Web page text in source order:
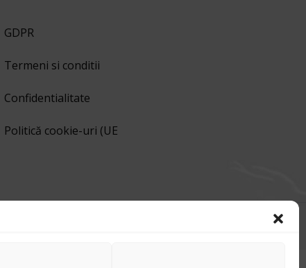
GDPR
Termeni si conditii
Confidentialitate
Politică cookie-uri (UE